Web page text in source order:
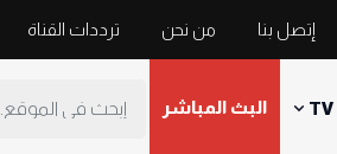
إتصل بنا من نحن ترددات القناة
البث المباشر